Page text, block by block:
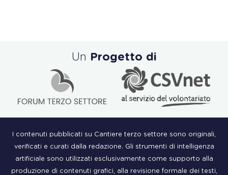
Un Progetto di
I contenuti pubblicati su Cantiere terzo settore sono originali,
verificati e curati dalla redazione. Gli strumenti di intelligenza
artificiale sono utilizzati esclusivamente come supporto alla
produzione di contenuti grafici, alla revisione formale dei testi,